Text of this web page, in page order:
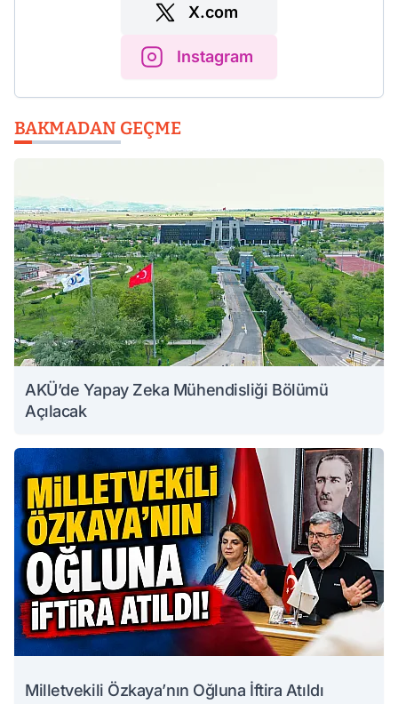
X.com
Instagram
BAKMADAN GEÇME
AKÜ’de Yapay Zeka Mühendisliği Bölümü
Açılacak
Milletvekili Özkaya’nın Oğluna İftira Atıldı